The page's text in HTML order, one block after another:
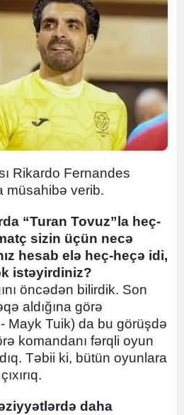
Rikardo Fernandes
müsahibə verib.
“Turan Tovuz”la heç-
sizin üçün necə
hesab elə heç-heçə idi,
istəyirdiniz?
öncədən bilirdik. Son
aldığına görə
Mayk Tuik) da bu görüşdə
komandanı fərqli oyun
Təbii ki, bütün oyunlara
daha